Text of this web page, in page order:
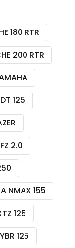
180 RTR
200 RTR
125
2.0
NMAX 155
125
125